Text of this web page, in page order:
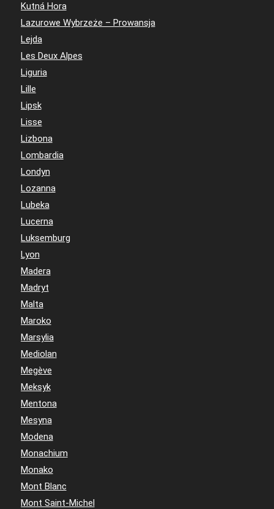
Kutná Hora
Lazurowe Wybrzeże – Prowansja
Lejda
Les Deux Alpes
Liguria
Lille
Lipsk
Lisse
Lizbona
Lombardia
Londyn
Lozanna
Lubeka
Lucerna
Luksemburg
Lyon
Madera
Madryt
Malta
Maroko
Marsylia
Mediolan
Megève
Meksyk
Mentona
Mesyna
Modena
Monachium
Monako
Mont Blanc
Mont Saint-Michel